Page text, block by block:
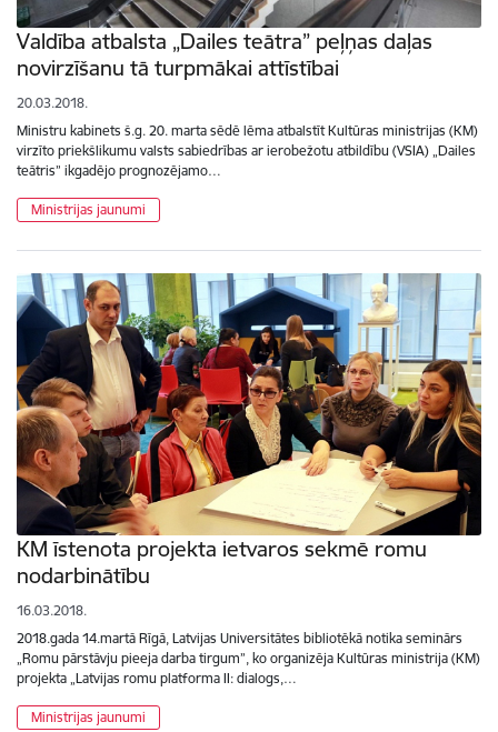
Valdība atbalsta „Dailes teātra” peļņas daļas
novirzīšanu tā turpmākai attīstībai
20.03.2018.
Ministru kabinets š.g. 20. marta sēdē lēma atbalstīt Kultūras ministrijas (KM)
virzīto priekšlikumu valsts sabiedrības ar ierobežotu atbildību (VSIA) „Dailes
teātris” ikgadējo prognozējamo…
Ministrijas jaunumi
KM īstenota projekta ietvaros sekmē romu
nodarbinātību
16.03.2018.
2018.gada 14.martā Rīgā, Latvijas Universitātes bibliotēkā notika seminārs
„Romu pārstāvju pieeja darba tirgum”, ko organizēja Kultūras ministrija (KM)
projekta „Latvijas romu platforma II: dialogs,…
Ministrijas jaunumi